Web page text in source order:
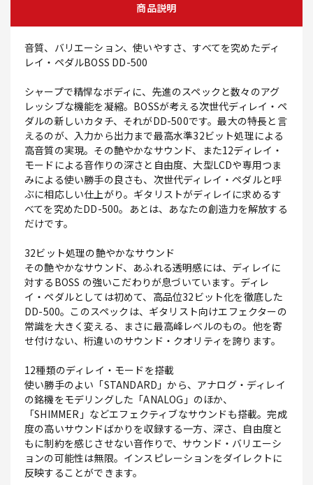
商品説明
音質、バリエーション、使いやすさ、すべてを究めたディ
レイ・ペダルBOSS DD-500
シャープで精悍なボディに、先進のスペックと数々のアグ
レッシブな機能を凝縮。BOSSが考える次世代ディレイ・ペ
ダルの新しいカタチ、それがDD-500です。最大の特長と言
えるのが、入力から出力まで最高水準32ビット処理による
高音質の実現。その艶やかなサウンド、また12ディレイ・
モードによる音作りの深さと自由度、大型LCDや専用つま
みによる使い勝手の良さも、次世代ディレイ・ペダルと呼
ぶに相応しい仕上がり。ギタリストがディレイに求めるす
べてを究めたDD-500。あとは、あなたの創造力を解放する
だけです。
32ビット処理の艶やかなサウンド
その艶やかなサウンド、あふれる透明感には、ディレイに
対するBOSS の強いこだわりが息づいています。ディレ
イ・ペダルとしては初めて、高品位32ビット化を徹底した
DD-500。このスペックは、ギタリスト向けエフェクターの
常識を大きく変える、まさに最高峰レベルのもの。他を寄
せ付けない、桁違いのサウンド・クオリティを誇ります。
12種類のディレイ・モードを搭載
使い勝手のよい「STANDARD」から、アナログ・ディレイ
の銘機をモデリングした「ANALOG」のほか、
「SHIMMER」などエフェクティブなサウンドも搭載。完成
度の高いサウンドばかりを収録する一方、深さ、自由度と
もに制約を感じさせない音作りで、サウンド・バリエーシ
ョンの可能性は無限。インスピレーションをダイレクトに
反映することができます。